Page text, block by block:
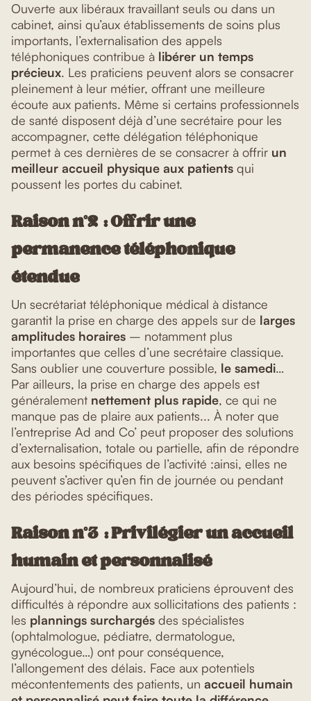
Ouverte aux libéraux travaillant seuls ou dans un
cabinet, ainsi qu’aux établissements de soins plus
importants, l’externalisation des appels
téléphoniques contribue à libérer un temps
précieux. Les praticiens peuvent alors se consacrer
pleinement à leur métier, offrant une meilleure
écoute aux patients. Même si certains professionnels
de santé disposent déjà d’une secrétaire pour les
accompagner, cette délégation téléphonique
permet à ces dernières de se consacrer à offrir un
meilleur accueil physique aux patients qui
poussent les portes du cabinet.
Raison n°2 : Offrir une
permanence téléphonique
étendue
Un secrétariat téléphonique médical à distance
garantit la prise en charge des appels sur de larges
amplitudes horaires – notamment plus
importantes que celles d’une secrétaire classique.
Sans oublier une couverture possible, le samedi…
Par ailleurs, la prise en charge des appels est
généralement nettement plus rapide, ce qui ne
manque pas de plaire aux patients... À noter que
l’entreprise Ad and Co’ peut proposer des solutions
d’externalisation, totale ou partielle, afin de répondre
aux besoins spécifiques de l’activité :ainsi, elles ne
peuvent s’activer qu’en fin de journée ou pendant
des périodes spécifiques.
Raison n°3 : Privilégier un accueil
humain et personnalisé
Aujourd’hui, de nombreux praticiens éprouvent des
difficultés à répondre aux sollicitations des patients :
les plannings surchargés des spécialistes
(ophtalmologue, pédiatre, dermatologue,
gynécologue…) ont pour conséquence,
l’allongement des délais. Face aux potentiels
mécontentements des patients, un accueil humain